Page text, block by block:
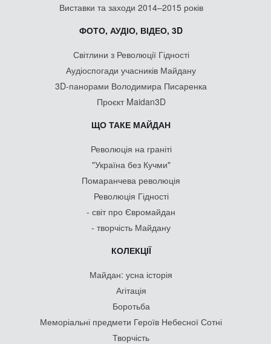
Виставки та заходи 2014–2015 років
ФОТО, АУДІО, ВІДЕО, 3D
Світлини з Революції Гідності
Аудіоспогади учасників Майдану
3D-панорами Володимира Писаренка
Проєкт Maidan3D
ЩО ТАКЕ МАЙДАН
Революція на граніті
"Україна без Кучми"
Помаранчева революція
Революція Гідності
- світ про Євромайдан
- творчість Майдану
КОЛЕКЦІЇ
Майдан: усна історія
Агітація
Боротьба
Меморіальні предмети Героїв Небесної Сотні
Творчість